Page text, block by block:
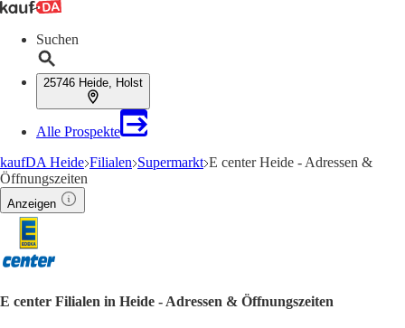
Suchen
25746 Heide, Holst
Alle Prospekte
kaufDA Heide Filialen Supermarkt E center Heide - Adressen &
Öffnungszeiten
Anzeigen
E center Filialen in Heide - Adressen & Öffnungszeiten